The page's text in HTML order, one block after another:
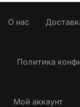
О нас
Политика
Мой аккаунт